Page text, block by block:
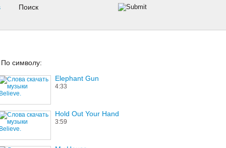
По символу:
Elephant Gun
4:33
Hold Out Your Hand
3:59